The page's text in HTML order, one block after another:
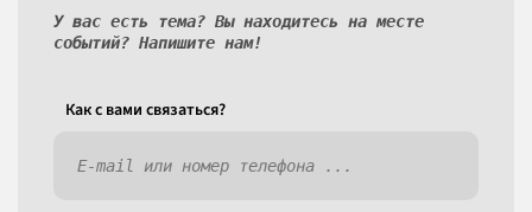
У вас есть тема? Вы находитесь на месте
событий? Напишите нам!
Как c вами связаться?